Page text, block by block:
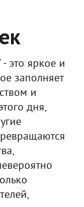
это яркое и
заполняет
и
дня,